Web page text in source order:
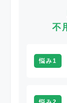
不
悩み1